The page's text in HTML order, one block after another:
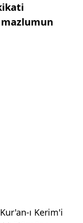
mazlumun
ı Kerim'i